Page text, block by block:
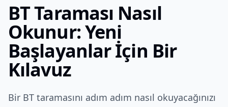
BT Taraması Nasıl
Okunur: Yeni
Başlayanlar İçin Bir
Kılavuz
Bir BT taramasını adım adım nasıl okuyacağınızı